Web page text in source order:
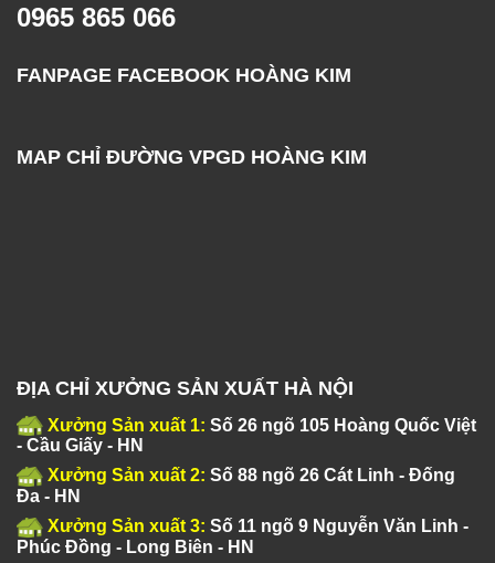
0965 865 066
FANPAGE FACEBOOK HOÀNG KIM
MAP CHỈ ĐƯỜNG VPGD HOÀNG KIM
ĐỊA CHỈ XƯỞNG SẢN XUẤT HÀ NỘI
Xưởng Sản xuất 1: Số 26 ngõ 105 Hoàng Quốc Việt
- Cầu Giấy - HN
Xưởng Sản xuất 2: Số 88 ngõ 26 Cát Linh - Đống
Đa - HN
Xưởng Sản xuất 3: Số 11 ngõ 9 Nguyễn Văn Linh -
Phúc Đồng - Long Biên - HN